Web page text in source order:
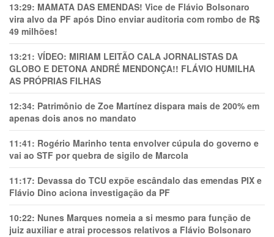
13:29: MAMATA DAS EMENDAS! Vice de Flávio Bolsonaro
vira alvo da PF após Dino enviar auditoria com rombo de R$
49 milhões!
13:21: VÍDEO: MIRIAM LEITÃO CALA JORNALISTAS DA
GLOBO E DETONA ANDRÉ MENDONÇA!! FLÁVIO HUMILHA
AS PRÓPRIAS FILHAS
12:34: Patrimônio de Zoe Martínez dispara mais de 200% em
apenas dois anos no mandato
11:41: Rogério Marinho tenta envolver cúpula do governo e
vai ao STF por quebra de sigilo de Marcola
11:17: Devassa do TCU expõe escândalo das emendas PIX e
Flávio Dino aciona investigação da PF
10:22: Nunes Marques nomeia a si mesmo para função de
juiz auxiliar e atrai processos relativos a Flávio Bolsonaro